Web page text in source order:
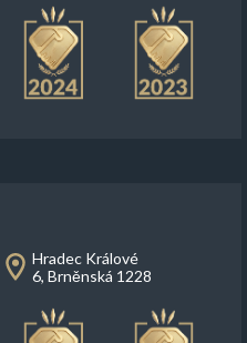
Hradec Králové
6, Brněnská 1228